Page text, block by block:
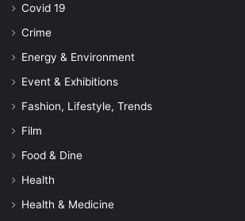
Covid 19
Crime
Energy & Environment
Event & Exhibitions
Fashion, Lifestyle, Trends
Film
Food & Dine
Health
Health & Medicine